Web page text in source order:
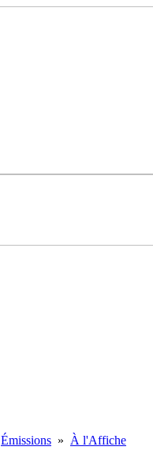
Émissions » À l'Affiche